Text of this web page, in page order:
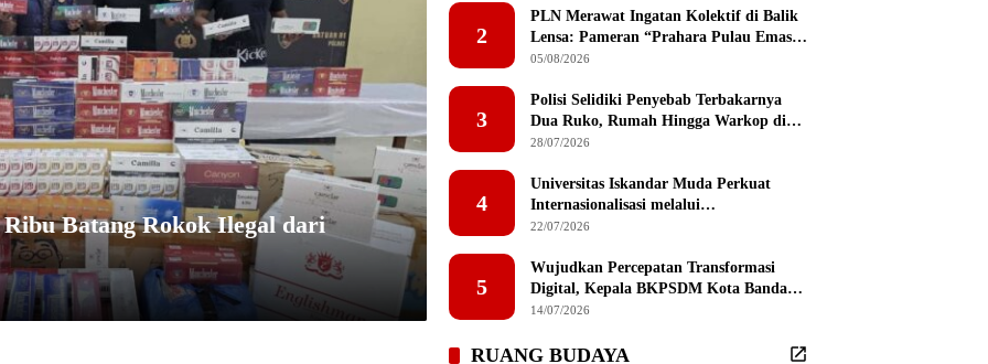
Ribu Batang Rokok Ilegal dari
2
PLN Merawat Ingatan Kolektif di Balik
Lensa: Pameran “Prahara Pulau Emas”
Singgah di Serambi Mekkah
05/08/2026
3
Polisi Selidiki Penyebab Terbakarnya
Dua Ruko, Rumah Hingga Warkop di
Lamteumen Timur Banda Aceh
28/07/2026
4
Universitas Iskandar Muda Perkuat
Internasionalisasi melalui
Penandatanganan MoU dengan
Selatan
22/07/2026
5
Wujudkan Percepatan Transformasi
Digital, Kepala BKPSDM Kota Banda
Aceh Ajak ASN Manfaatkan Lemari
14/07/2026
RUANG BUDAYA